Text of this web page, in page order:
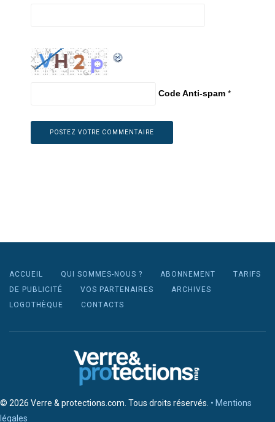
Code Anti-spam *
ACCUEIL QUI SOMMES-NOUS ? ABONNEMENT
TARIFS
DE PUBLICITÉ
VOS PARTENAIRES
ARCHIVES
LOGOTHÈQUE
CONTACTS
© 2026 Verre & protections.com. Tous droits réservés. • Mentions
légales